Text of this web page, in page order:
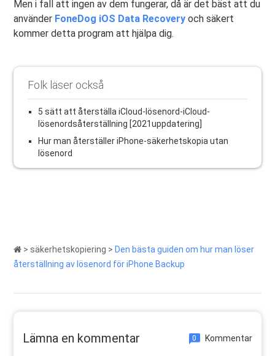
Men i fall att ingen av dem fungerar, då är det bäst att du
använder FoneDog iOS Data Recovery och säkert
kommer detta program att hjälpa dig.
Folk läser också
5 sätt att återställa iCloud-lösenord-iCloud-
lösenordsåterställning [2021uppdatering]
Hur man återställer iPhone-säkerhetskopia utan
lösenord
> säkerhetskopiering > Den bästa guiden om hur man löser
återställning av lösenord för iPhone Backup
Lämna en kommentar 0 Kommentar